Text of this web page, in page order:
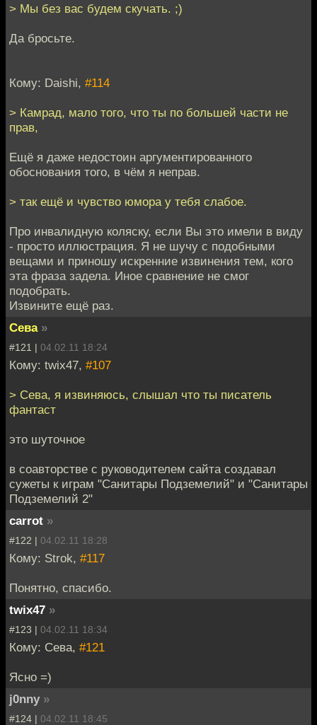
> Мы без вас будем скучать. ;)
Да бросьте.
Кому: Daishi, #114
> Камрад, мало того, что ты по большей части не
прав,
Ещё я даже недостоин аргументированного
обоснования того, в чём я неправ.
> так ещё и чувство юмора у тебя слабое.
Про инвалидную коляску, если Вы это имели в виду
- просто иллюстрация. Я не шучу с подобными
вещами и приношу искренние извинения тем, кого
эта фраза задела. Иное сравнение не смог
подобрать.
Извините ещё раз.
Сева »
#121 | 04.02.11 18:24
Кому: twix47, #107
> Сева, я извиняюсь, слышал что ты писатель
фантаст
это шуточное
в соавторстве с руководителем сайта создавал
сужеты к играм "Санитары Подземелий" и "Санитары
Подземелий 2"
carrot »
#122 | 04.02.11 18:28
Кому: Strok, #117
Понятно, спасибо.
twix47 »
#123 | 04.02.11 18:34
Кому: Сева, #121
Ясно =)
j0nny »
#124 | 04.02.11 18:45